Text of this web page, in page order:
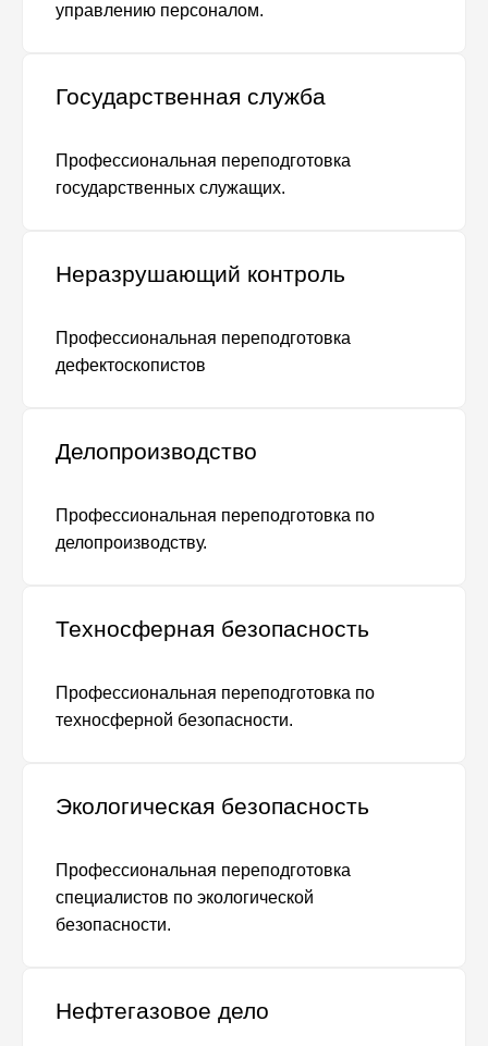
управлению персоналом.
Государственная служба
Профессиональная переподготовка
государственных служащих.
Неразрушающий контроль
Профессиональная переподготовка
дефектоскопистов
Делопроизводство
Профессиональная переподготовка по
делопроизводству.
Техносферная безопасность
Профессиональная переподготовка по
техносферной безопасности.
Экологическая безопасность
Профессиональная переподготовка
специалистов по экологической
безопасности.
Нефтегазовое дело